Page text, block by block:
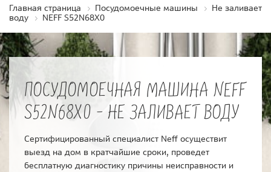
Главная страница Посудомоечные машины
Не заливает
воду
NEFF S52N68X0
ПОСУДОМОЕЧНАЯ МАШИНА NEFF
S52N68X0 - НЕ ЗАЛИВАЕТ ВОДУ
Сертифицированный специалист Neff осуществит
выезд на дом в кратчайшие сроки, проведет
бесплатную диагностику причины неисправности и